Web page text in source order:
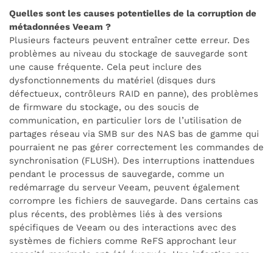
Quelles sont les causes potentielles de la corruption de
métadonnées Veeam ?
Plusieurs facteurs peuvent entraîner cette erreur. Des
problèmes au niveau du stockage de sauvegarde sont
une cause fréquente. Cela peut inclure des
dysfonctionnements du matériel (disques durs
défectueux, contrôleurs RAID en panne), des problèmes
de firmware du stockage, ou des soucis de
communication, en particulier lors de l’utilisation de
partages réseau via SMB sur des NAS bas de gamme qui
pourraient ne pas gérer correctement les commandes de
synchronisation (FLUSH). Des interruptions inattendues
pendant le processus de sauvegarde, comme un
redémarrage du serveur Veeam, peuvent également
corrompre les fichiers de sauvegarde. Dans certains cas
plus récents, des problèmes liés à des versions
spécifiques de Veeam ou des interactions avec des
systèmes de fichiers comme ReFS approchant leur